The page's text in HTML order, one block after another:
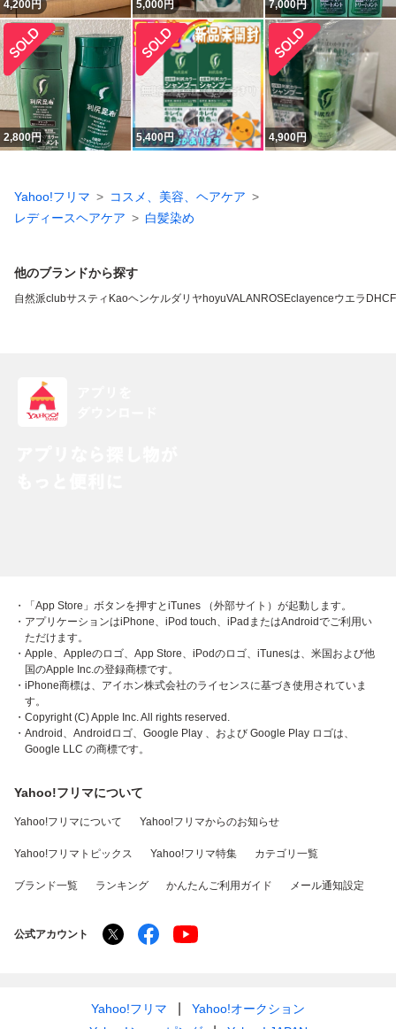
4,200円 5,000円 7,000円
2,800円 5,400円 4,900円
Yahoo!フリマ
コスメ、美容、ヘアケア
レディースヘアケア
白髪染め
他のブランドから探す
自然派clubサスティ Kaoヘンケルダリヤ hoyuVALANROSEclayenceウエラ DHC
・「App Store」ボタンを押すとiTunes （外部サイト）が起動します。
・アプリケーションはiPhone、iPod touch、iPadまたはAndroidでご利用い
ただけます。
・Apple、Appleのロゴ、App Store、iPodのロゴ、iTunesは、米国および他
国のApple Inc.の登録商標です。
・iPhone商標は、アイホン株式会社のライセンスに基づき使用されていま
す。
・Copyright (C) Apple Inc. All rights reserved.
・Android、Androidロゴ、Google Play 、および Google Play ロゴは、
Google LLC の商標です。
Yahoo!フリマについて
Yahoo!フリマについて Yahoo!フリマからのお知らせ
Yahoo!フリマトピックス Yahoo!フリマ特集 カテゴリ一覧
ブランド一覧 ランキング かんたんご利用ガイド メール通知設定
公式アカウント
Yahoo!フリマ
Yahoo!オークション